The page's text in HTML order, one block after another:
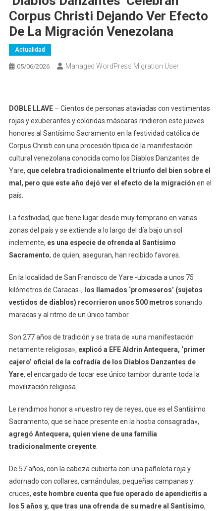
Corpus Christi Dejando Ver Efecto
De La Migración Venezolana
Actualidad
05/06/2026 Managed WordPress Migration User
DOBLE LLAVE– Cientos de personas ataviadas con vestimentas
rojas y exuberantes y coloridas máscaras rindieron este jueves
honores al Santísimo Sacramento en la festividad católica de
Corpus Christi con una procesión típica de la manifestación
cultural venezolana conocida como los Diablos Danzantes de
Yare, que celebra tradicionalmente el triunfo del bien sobre el
mal, pero que este año dejó ver el efecto de la migración en el
país.
La festividad, que tiene lugar desde muy temprano en varias
zonas del país y se extiende a lo largo del día bajo un sol
inclemente, es una especie de ofrenda al Santísimo
Sacramento, de quien, aseguran, han recibido favores.
En la localidad de San Francisco de Yare -ubicada a unos 75
kilómetros de Caracas-, los llamados ‘promeseros’ (sujetos
vestidos de diablos) recorrieron unos 500 metros sonando
maracas y al ritmo de un único tambor.
Son 277 años de tradición y se trata de «una manifestación
netamente religiosa», explicó a EFE Aldrin Antequera, ‘primer
cajero’ oficial de la cofradía de los Diablos Danzantes de
Yare, el encargado de tocar ese único tambor durante toda la
movilización religiosa.
Le rendimos honor a «nuestro rey de reyes, que es el Santísimo
Sacramento, que se hace presente en la hostia consagrada»,
agregó Antequera, quien viene de una familia
tradicionalmente creyente.
De 57 años, con la cabeza cubierta con una pañoleta roja y
adornado con collares, camándulas, pequeñas campanas y
cruces, este hombre cuenta que fue operado de apendicitis a
los 5 años y, que tras una ofrenda de su madre al Santísimo,